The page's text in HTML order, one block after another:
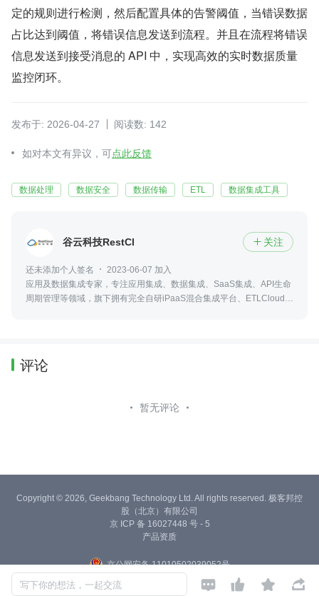
定的规则进行检测，然后配置具体的告警阈值，当错误数据
占比达到阈值，将错误信息发送到流程。并且在流程将错误
信息发送到接受消息的 API 中，实现高效的实时数据质量
监控闭环。
发布于: 2026-04-27 阅读数: 142
如对本文有异议，可点此反馈
数据处理 数据安全 数据传输 ETL 数据集成工具
谷云科技RestCloud  关注
还未添加个人签名
2023-06-07 加入
应用及数据集成专家，专注应用集成、数据集成、SaaS集成、API生命
周期管理等领域，旗下拥有完全自研iPaaS混合集成平台、ETLCloud全
评论
暂无评论
写下你的想法，一起交流    
Copyright © 2026, Geekbang Technology Ltd. All rights reserved. 极客邦控
股（北京）有限公司
京 ICP 备 16027448 号 - 5
产品资质
京公网安备 11010502039052号